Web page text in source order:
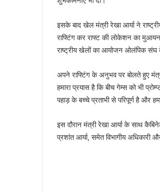
इसके बाद खेल मंत्री रेखा आर्या ने
राफ्टिंग कर राफ्ट की लोकेशन का
राष्ट्रीय खेलों का आयोजन ओलंपिक संघ
अपने राफ्टिंग के अनुभव पर बोलते हुए
हमारा प्रयास है कि बीच गेम्स को भी
पहाड़ के बच्चे प्रताभी से परिपूर्ण है और
इस दौरान मंत्री रेखा आर्या के साथ
प्रशांत आर्या, समेत विभागीय अधिकारी